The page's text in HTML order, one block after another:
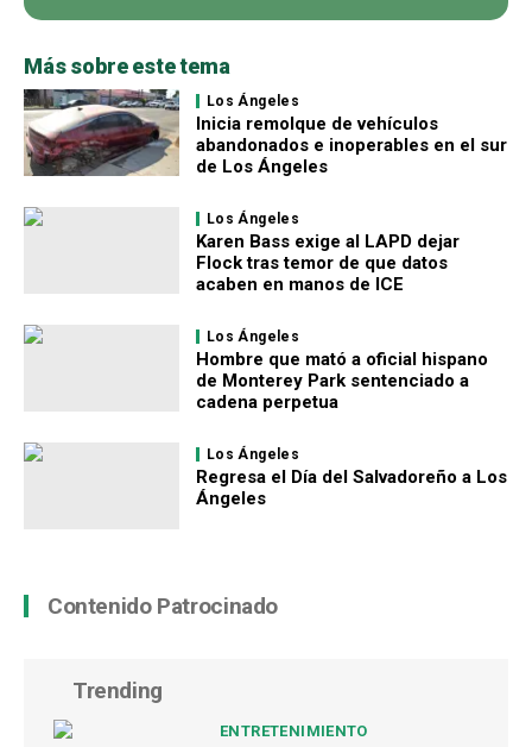
Más sobre este tema
Los Ángeles
Inicia remolque de vehículos
abandonados e inoperables en el sur
de Los Ángeles
Los Ángeles
Karen Bass exige al LAPD dejar
Flock tras temor de que datos
acaben en manos de ICE
Los Ángeles
Hombre que mató a oficial hispano
de Monterey Park sentenciado a
cadena perpetua
Los Ángeles
Regresa el Día del Salvadoreño a Los
Ángeles
Contenido Patrocinado
Trending
ENTRETENIMIENTO